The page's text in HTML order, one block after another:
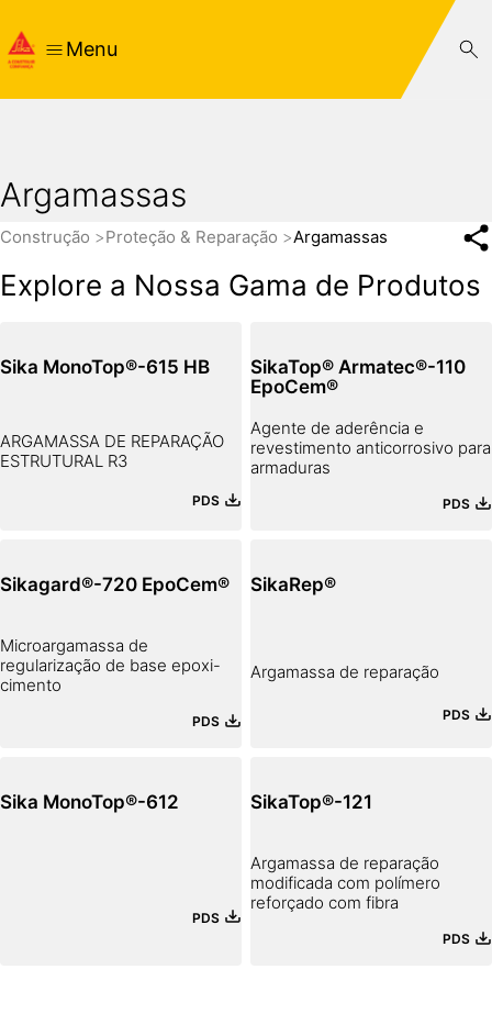
Menu
Argamassas
Construção Proteção & Reparação Argamassas
Explore a Nossa Gama de Produtos
Sika MonoTop®-615 HB
ARGAMASSA DE REPARAÇÃO
ESTRUTURAL R3
PDS
SikaTop® Armatec®-110
EpoCem®
Agente de aderência e
revestimento anticorrosivo para
armaduras
PDS
Sikagard®-720 EpoCem®
Microargamassa de
regularização de base epoxi-
cimento
PDS
SikaRep®
Argamassa de reparação
PDS
Sika MonoTop®-612
PDS
SikaTop®-121
Argamassa de reparação
modificada com polímero
reforçado com fibra
PDS